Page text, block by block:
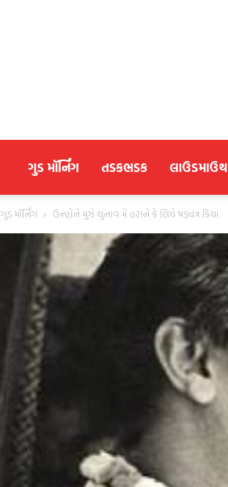
ગુડ મૉર્નિંગ તડકભડક લાઉડમાઉથ
ગુડ મૉર્નિંગ ઉન્હોંને મુઝે ચુનાવ મેં હરાને કે લિયે ષડ્યંત્ર કિયા